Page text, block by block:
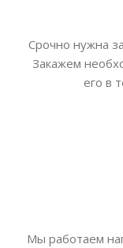
Срочно нужна
Закажем
его в
Мы работаем